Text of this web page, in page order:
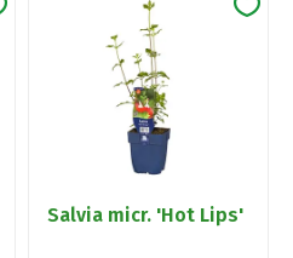
Salvia micr. 'Hot Lips'